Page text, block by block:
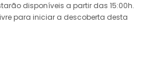
disponíveis a partir das 15:00h.
para iniciar a descoberta desta